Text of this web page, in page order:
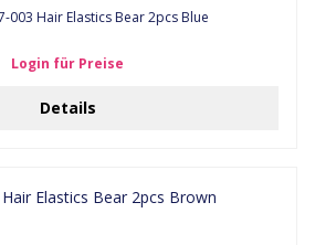
003 Hair Elastics Bear 2pcs Blue
Login für Preise
Details